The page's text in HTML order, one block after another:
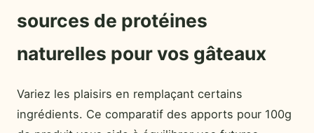
sources de protéines
naturelles pour vos gâteaux
Variez les plaisirs en remplaçant certains
ingrédients. Ce comparatif des apports pour 100g